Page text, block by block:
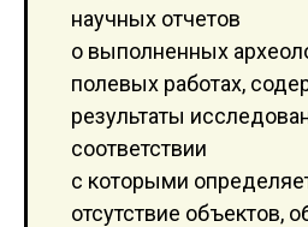
научных отчетов
о выполненных
полевых работах,
результаты
соответствии
с которыми
отсутствие объектов,